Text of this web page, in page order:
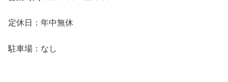
定休日：年中無休
駐車場：なし